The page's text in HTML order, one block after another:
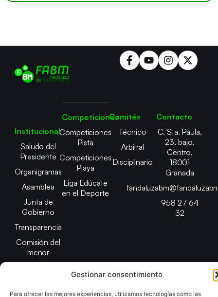
Gestionar consentimiento
Para ofrecer las mejores experiencias, utilizamos tecnologías como las
Institucional
Saludo del
Presidente
Organigramas
Asamblea
Junta de
Gobierno
Transparencia
Comisión del
menor
Competiciones
Competiciones
Pista
Competiciones
Playa
Liga Edúcate
en el Deporte
Comités
Técnico
Arbitral
Disciplinario
Contacto
C. Sta. Paula,
23, bajo,
Centro,
18001
Granada
958 27 64
32